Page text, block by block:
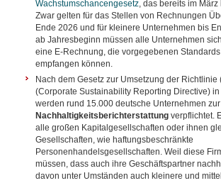
Wachstumschancengesetz, das bereits im
Zwar gelten für das Stellen von Rechnungen
Ende 2026 und für kleinere Unternehmen bis
ab Jahresbeginn müssen alle Unternehmen
eine E-Rechnung, die vorgegebenen
empfangen können.
Nach dem Gesetz zur Umsetzung der Richtlinie
(Corporate Sustainability Reporting Directive)
werden rund 15.000 deutsche Unternehmen zur
Nachhaltigkeitsberichterstattung verpflichtet.
alle großen Kapitalgesellschaften oder ihnen
Gesellschaften, wie haftungsbeschränkte
Personenhandelsgesellschaften. Weil diese
müssen, dass auch ihre Geschäftspartner
davon unter Umständen auch kleinere und